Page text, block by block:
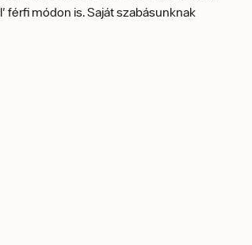
férfi módon is. Saját szabásunknak